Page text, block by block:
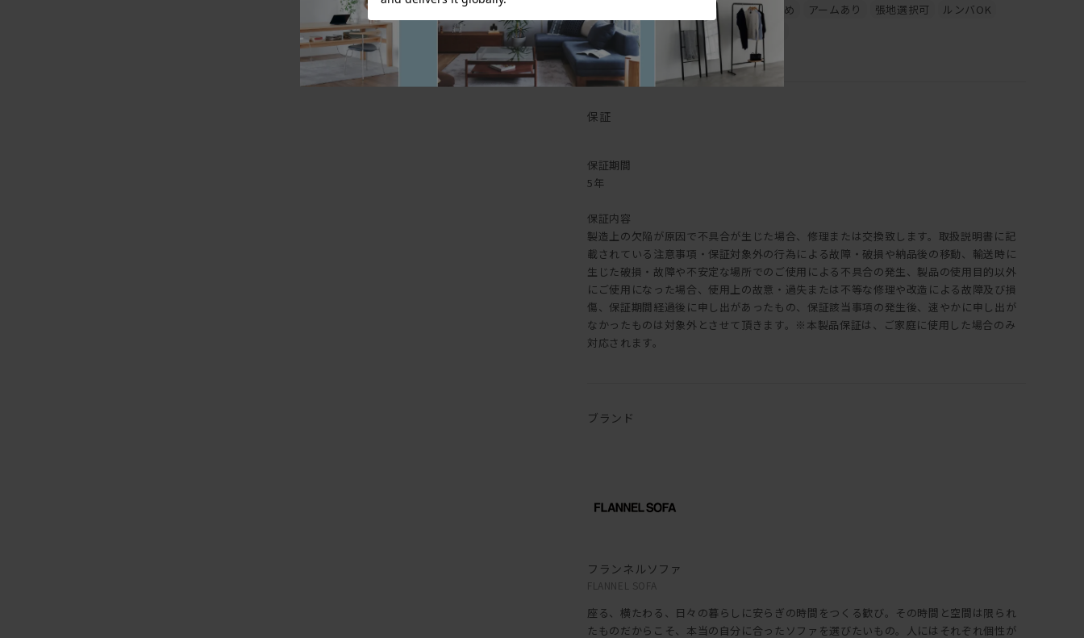
全体的にかため アームあり 張地選択可
ルンバOK
レザーソファ
保証
保証期間
5年
保証内容
製造上の欠陥が原因で不具合が生じた場合、修理または交換致します。取扱説明書に記
載されている注意事項・保証対象外の行為による故障・破損や納品後の移動、輸送時に
生じた破損・故障や不安定な場所でのご使用による不具合の発生、製品の使用目的以外
にご使用になった場合、使用上の故意・過失または不等な修理や改造による故障及び損
傷、保証期間経過後に申し出があったもの、保証該当事項の発生後、速やかに申し出が
なかったものは対象外とさせて頂きます。※本製品保証は、ご家庭に使用した場合のみ
対応されます。
ブランド
フランネルソファ
FLANNEL SOFA
座る、横たわる、日々の暮らしに安らぎの時間をつくる歓び。その時間と空間は限られ
たものだからこそ、本当の自分に合ったソファを選びたいもの。人にはそれぞれ個性が